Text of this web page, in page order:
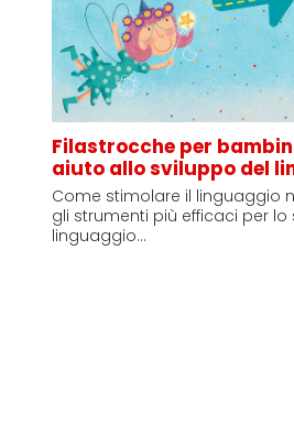
Filastrocche per
aiuto allo sviluppo del
Come stimolare il linguaggio
gli strumenti più efficaci per lo
linguaggio…